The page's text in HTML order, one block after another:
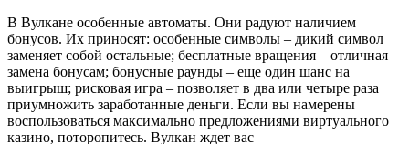
В Вулкане особенные автоматы. Они радуют наличием
бонусов. Их приносят: особенные символы – дикий символ
заменяет собой остальные; бесплатные вращения – отличная
замена бонусам; бонусные раунды – еще один шанс на
выигрыш; рисковая игра – позволяет в два или четыре раза
приумножить заработанные деньги. Если вы намерены
воспользоваться максимально предложениями виртуального
казино, поторопитесь. Вулкан ждет вас